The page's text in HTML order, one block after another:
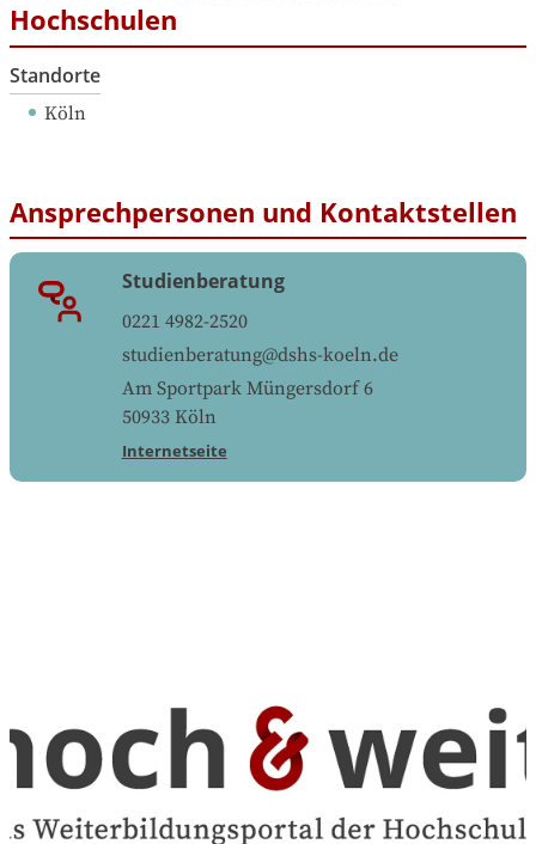
Hochschulen
Standorte
Köln
Ansprechpersonen und Kontaktstellen
Studienberatung
0221 4982-2520
studienberatung@dshs-koeln.de
Am Sportpark Müngersdorf 6
50933 Köln
Internetseite